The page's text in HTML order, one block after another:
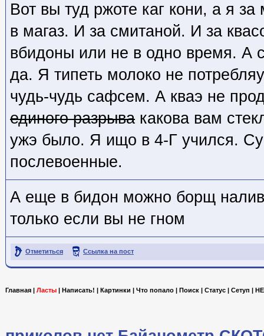
Вот вы туд ржоте каг кони, а я
в магаз. И за смитаной. И за
вбидоны или не в одно время. А
да. Я типеть молоко не
чудь-чудь сафсем. А кваэ не
единого разрыва какова вам
ужэ было. Я ищо в 4-Г учился.
послевоенные.
А еще в бидон можно борщ
только если вы не гном
Отметиться Ссылка на пост
Главная | Ласты | Написать! | Картинки | Что попало | Поиск | Статус | Сетуп |